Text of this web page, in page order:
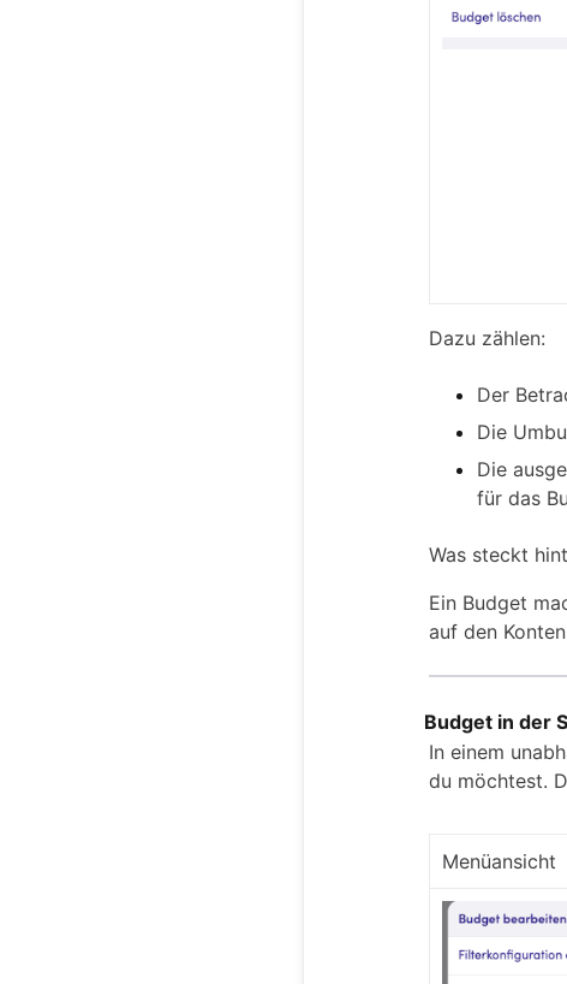
Dazu zählen:
Der
Die
Die
für das
Was steckt
Ein Budget
auf den
Budget in der
In einem
du möchtest.
Menüansicht